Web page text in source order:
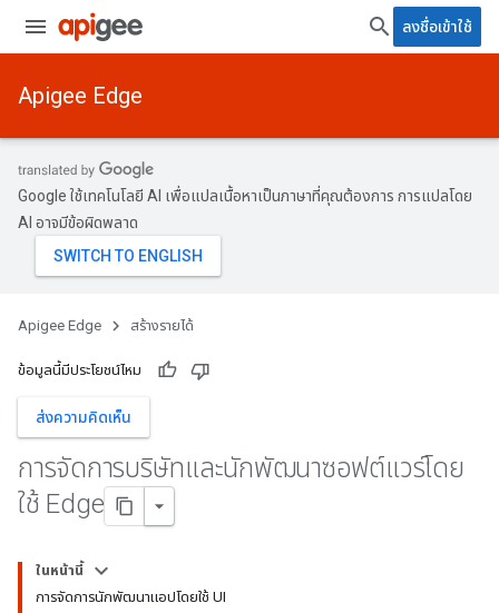
ลงชื่อเข้าใช้
Apigee Edge
Google ใช้เทคโนโลยี AI เพื่อแปลเนื้อหาเป็นภาษาที่คุณต้องการ การแปลโดย
AI อาจมีข้อผิดพลาด
Apigee Edge สร้างรายได้
ข้อมูลนี้มีประโยชน์ไหม
ส่งความคิดเห็น
การจัดการบริษัทและนักพัฒนาซอฟต์แวร์โดย
ใช้ Edge
ในหน้านี้
การจัดการนักพัฒนาแอปโดยใช้ UI